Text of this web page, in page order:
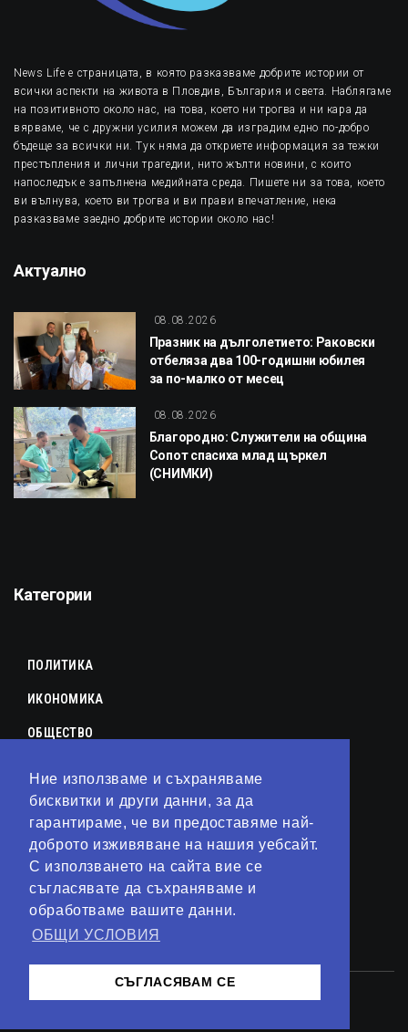
Ние използваме и съхраняваме
бисквитки и други данни, за да
гарантираме, че ви предоставяме най-
доброто изживяване на нашия уебсайт.
С използването на сайта вие се
съгласявате да съхраняваме и
обработваме вашите данни.
ОБЩИ УСЛОВИЯ
СЪГЛАСЯВАМ СЕ
News Life е страницата, в която разказваме добрите истории от
всички аспекти на живота в Пловдив, България и света. Наблягаме
на позитивното около нас, на това, което ни трогва и ни кара да
вярваме, че с дружни усилия можем да изградим едно по-добро
бъдеще за всички ни. Тук няма да откриете информация за тежки
престъпления и лични трагедии, нито жълти новини, с които
напоследък е запълнена медийната среда. Пишете ни за това, което
ви вълнува, което ви трогва и ви прави впечатление, нека
разказваме заедно добрите истории около нас!
Актуално
08.08.2026
Празник на дълголетието: Раковски
отбеляза два 100-годишни юбилея
за по-малко от месец
08.08.2026
Благородно: Служители на община
Сопот спасиха млад щъркел
(СНИМКИ)
Категории
ПОЛИТИКА
ИКОНОМИКА
ОБЩЕСТВО
КУЛТУРА
ЛАЙФСТАЙЛ
ТЕХНОЛОГИИ
АНАЛИЗИ
СВЯТ
© 2023 – Сайт отKirov Invest Group